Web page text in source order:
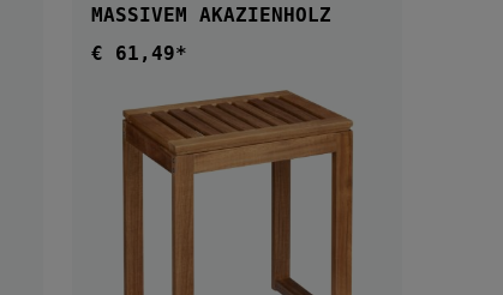
MASSIVEM AKAZIENHOLZ
Regulärer Preis:
€ 61,49*